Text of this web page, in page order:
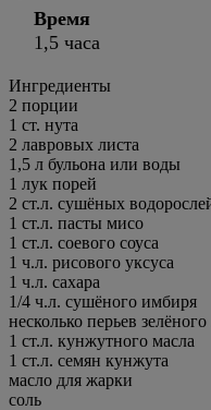
Время
1,5 часа
Ингредиенты
2 порции
1 ст. нута
2 лавровых листа
1,5 л бульона или воды
1 лук порей
2 ст.л. сушёных
1 ст.л. пасты мисо
1 ст.л. соевого соуса
1 ч.л. рисового уксуса
1 ч.л. сахара
1/4 ч.л. сушёного имбиря
несколько перьев зелёного
1 ст.л. кунжутного масла
1 ст.л. семян кунжута
масло для жарки
соль